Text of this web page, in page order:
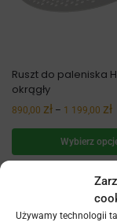
Używamy technologii
Ruszt do paleniska
okrągły
890,00 zł – 1 199,00 zł
Wybierz